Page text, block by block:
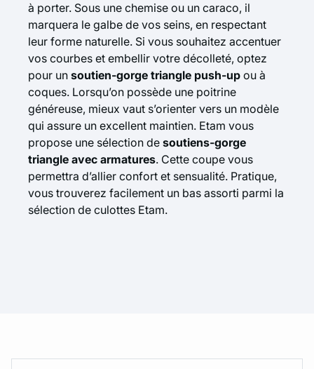
à porter. Sous une chemise ou un caraco, il
marquera le galbe de vos seins, en respectant
leur forme naturelle. Si vous souhaitez accentuer
vos courbes et embellir votre décolleté, optez
pour un soutien-gorge triangle push-up ou à
coques. Lorsqu’on possède une poitrine
généreuse, mieux vaut s’orienter vers un modèle
qui assure un excellent maintien. Etam vous
propose une sélection de soutiens-gorge
triangle avec armatures. Cette coupe vous
permettra d’allier confort et sensualité. Pratique,
vous trouverez facilement un bas assorti parmi la
sélection de culottes Etam.